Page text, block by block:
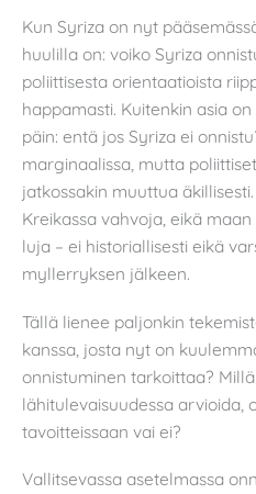
Kun Syriza on nyt
huulilla on: voiko Syriza
poliittisesta orientaatioista
happamasti. Kuitenkin asia
päin: entä jos Syriza ei
marginaalissa, mutta
jatkossakin muuttua
Kreikassa vahvoja, eikä
luja – ei historiallisesti eikä
myllerryksen jälkeen.
Tällä lienee paljonkin
kanssa, josta nyt on
onnistuminen tarkoittaa?
lähitulevaisuudessa arvioida,
tavoitteissaan vai ei?
Vallitsevassa asetelmassa